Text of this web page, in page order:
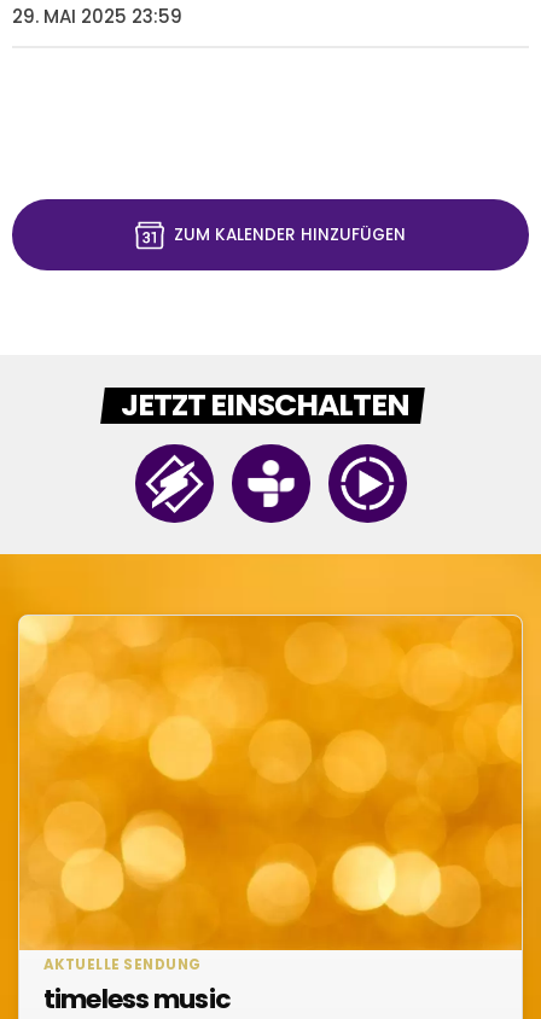
29. MAI 2025 23:59
ZUM KALENDER HINZUFÜGEN
JETZT EINSCHALTEN
AKTUELLE SENDUNG
timeless music